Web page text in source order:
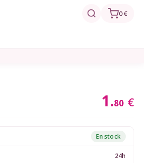
0 €
1.80 €
En stock
24h